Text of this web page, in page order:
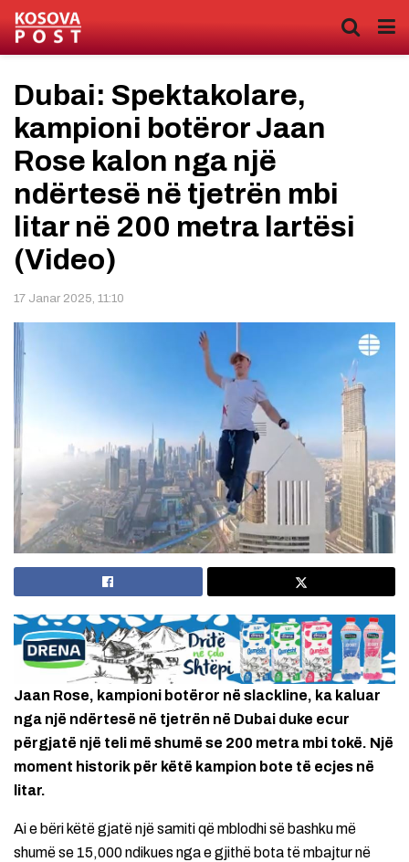
Dubai: Spektakolare,
kampioni botëror Jaan
Rose kalon nga një
ndërtesë në tjetrën mbi
litar në 200 metra lartësi
(Video)
17 Janar 2025, 11:10
Jaan Rose, kampioni botëror në slackline, ka kaluar
nga një ndërtesë në tjetrën në Dubai duke ecur
përgjatë një teli më shumë se 200 metra mbi tokë. Një
moment historik për këtë kampion bote të ecjes në
litar.
Ai e bëri këtë gjatë një samiti që mblodhi së bashku më
shumë se 15,000 ndikues nga e gjithë bota të mbajtur në